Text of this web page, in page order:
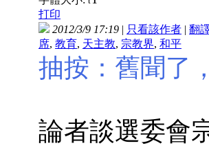
打印
2012/3/9 17:19 | 只看該作者 | 翻
席, 教育, 天主教, 宗教界, 和平
抽按：舊聞了
論者談選委會